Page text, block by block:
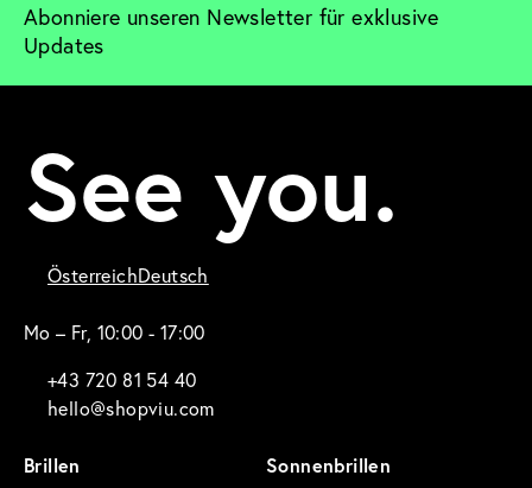
Abonniere unseren Newsletter für exklusive
Updates
See you.
ÖsterreichDeutsch
Mo – Fr, 10:00 - 17:00
+43 720 81 54 40
hello@shopviu.com
Brillen
Sonnenbrillen